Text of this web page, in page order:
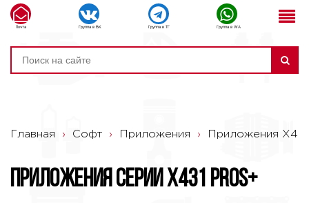
Почта Группа в ВК Группа в ТГ Группа в WA
Главная › Софт › Приложения › Приложения
Приложения серии X431 PROS+